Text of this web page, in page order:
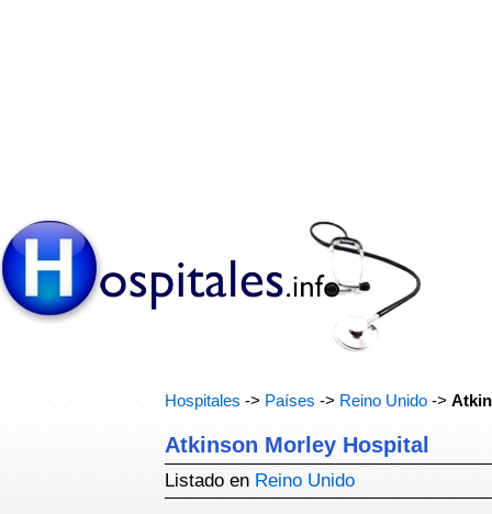
Hospitales -> Países -> Reino Unido ->
Atkinson Morley Hospital
Listado en Reino Unido